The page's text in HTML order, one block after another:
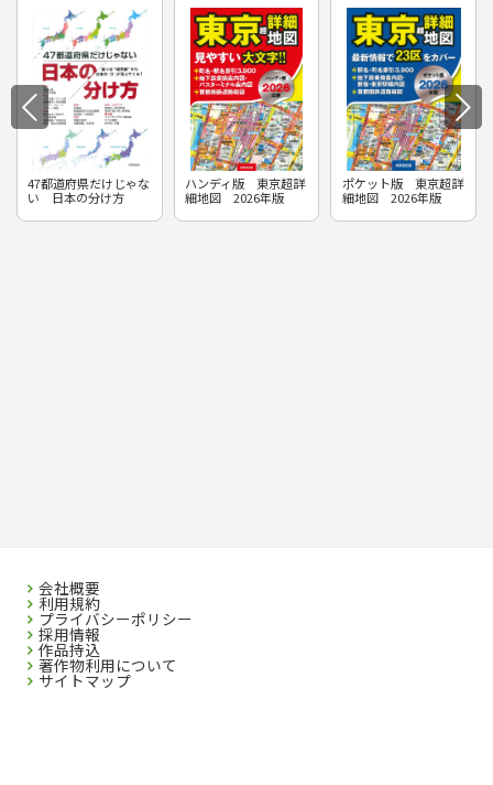
47都道府県だけじゃな
い 日本の分け方
ハンディ版 東京超詳
細地図 2026年版
ポケット版 東京超詳
細地図 2026年版
会社概要
利用規約
プライバシーポリシー
採用情報
作品持込
著作物利用について
サイトマップ